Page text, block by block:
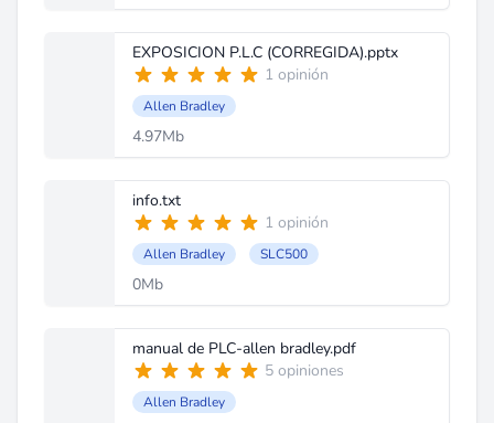
EXPOSICION P.L.C (CORREGIDA).pptx
1 opinión
Allen Bradley
4.97Mb
info.txt
1 opinión
Allen Bradley SLC500
0Mb
manual de PLC-allen bradley.pdf
5 opiniones
Allen Bradley